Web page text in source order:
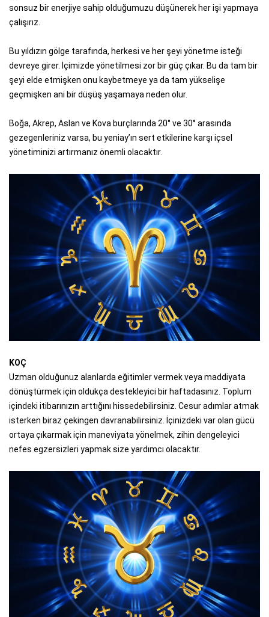
sonsuz bir enerjiye sahip olduğumuzu düşünerek her işi yapmaya
çalışırız.
Bu yıldızın gölge tarafında, herkesi ve her şeyi yönetme isteği
devreye girer. İçimizde yönetilmesi zor bir güç çıkar. Bu da tam bir
şeyi elde etmişken onu kaybetmeye ya da tam yükselişe
geçmişken ani bir düşüş yaşamaya neden olur.
Boğa, Akrep, Aslan ve Kova burçlarında 20° ve 30° arasında
gezegenleriniz varsa, bu yeniay’ın sert etkilerine karşı içsel
yönetiminizi artırmanız önemli olacaktır.
KOÇ
Uzman olduğunuz alanlarda eğitimler vermek veya maddiyata
dönüştürmek için oldukça destekleyici bir haftadasınız. Toplum
içindeki itibarınızın arttığını hissedebilirsiniz. Cesur adımlar atmak
isterken biraz çekingen davranabilirsiniz. İçinizdeki var olan gücü
ortaya çıkarmak için maneviyata yönelmek, zihin dengeleyici
nefes egzersizleri yapmak size yardımcı olacaktır.